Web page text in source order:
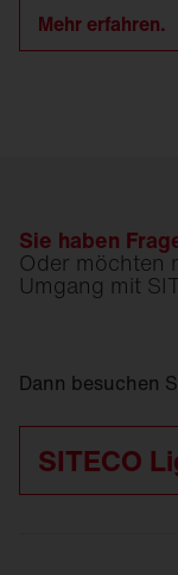
Mehr erfahren.
Sie haben
Oder möchten
Umgang mit
Dann besuchen
SITECO